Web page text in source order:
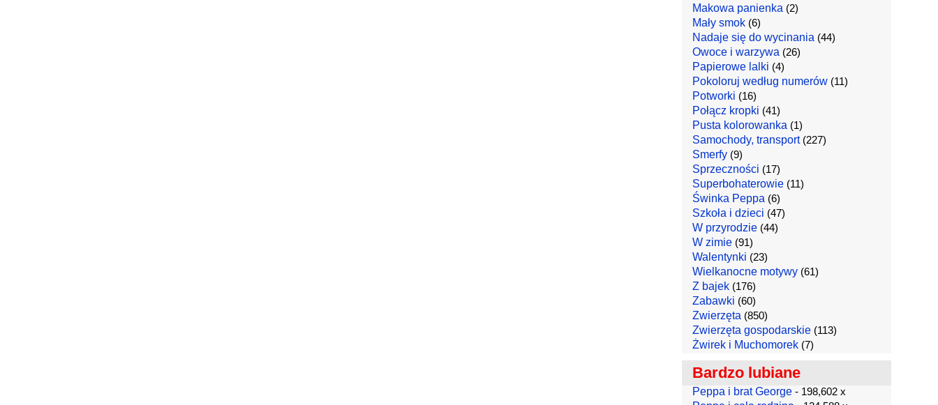
Makowa panienka (2)
Mały smok(6)
Nadaje się do wycinania (44)
Owoce i warzywa (26)
Papierowe lalki (4)
Pokoloruj według numerów(11)
Potworki (16)
Połącz kropki (41)
Pusta kolorowanka (1)
Samochody, transport(227)
Smerfy(9)
Sprzeczności (17)
Superbohaterowie(11)
Świnka Peppa (6)
Szkoła i dzieci (47)
W przyrodzie(44)
W zimie(91)
Walentynki (23)
Wielkanocne motywy(61)
Z bajek(176)
Zabawki (60)
Zwierzęta (850)
Zwierzęta gospodarskie(113)
Żwirek i Muchomorek(7)
Bardzo lubiane
Peppa i brat George- 198,602 x